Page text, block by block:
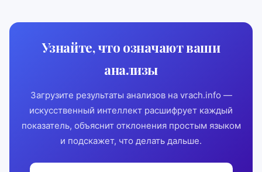
Узнайте, что означают ваши
анализы
Загрузите результаты анализов на vrach.info —
искусственный интеллект расшифрует каждый
показатель, объяснит отклонения простым языком
и подскажет, что делать дальше.